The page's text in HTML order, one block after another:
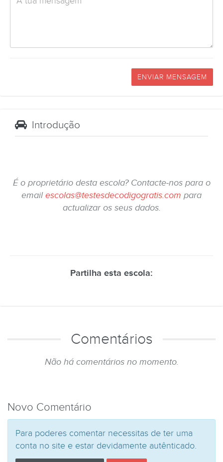
ENVIAR MENSAGEM
Introdução
É o proprietário desta escola? Contacte-nos para o
emailescolas@testesdecodigogratis.com para
actualizar os seus dados.
Partilha esta escola:
Comentários
Não há comentários no momento.
Novo Comentário
Para poderes comentar necessitas de ter uma
conta no site e estar devidamente autênticado.